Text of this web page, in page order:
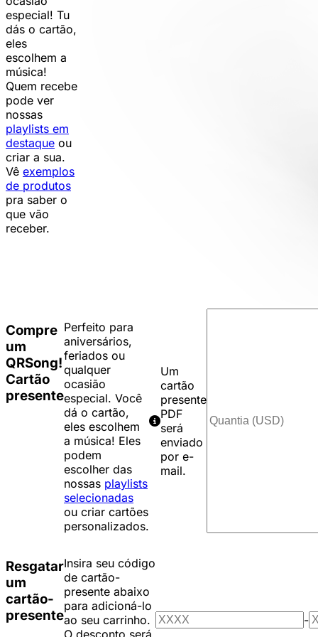
especial! Tu
dás o cartão,
eles
escolhem a
música!
Quem recebe
pode ver
nossas
playlists em
destaque ou
criar a sua.
Vê exemplos
de produtos
pra saber o
que vão
receber.
Compre
um
QRSong!
Cartão
presente
Perfeito para
aniversários,
feriados ou
qualquer
ocasião
especial. Você
dá o cartão,
eles escolhem
a música! Eles
podem
escolher das
nossas playlists
selecionadas
ou criar cartões
personalizados.
Um
cartão
presente
PDF
será
enviado
por e-
mail.
Resgatar
um
cartão-
presente
Insira seu código
de cartão-
presente abaixo
para adicioná-lo
ao seu carrinho.
-